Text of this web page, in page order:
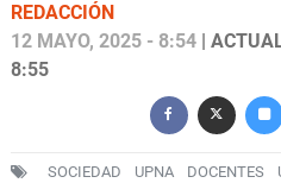
REDACCIÓN
12 MAYO, 2025 - 8:54 |
8:55
SOCIEDAD UPNA DOCENTES